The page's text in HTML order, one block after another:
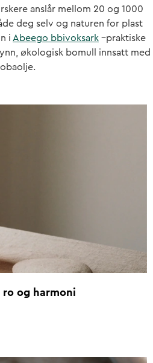
anslår mellom 20 og 1000
deg selv og naturen for plast
i Abeego bbivoksark –praktiske
økologisk bomull innsatt med
ro og harmoni